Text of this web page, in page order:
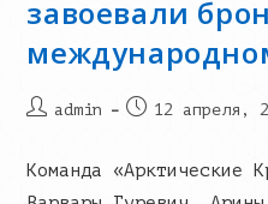
завоевали
Postadmin
Запись12 апреля,
Команда «Арктические